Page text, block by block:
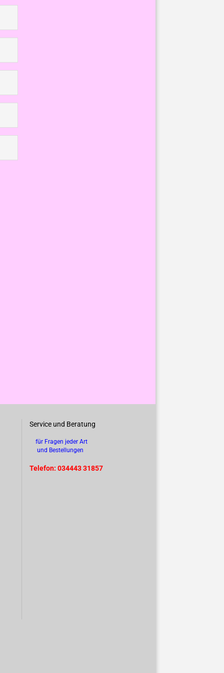
Service und Beratung
für Fragen jeder Art
und Bestellungen
Telefon: 034443 31857